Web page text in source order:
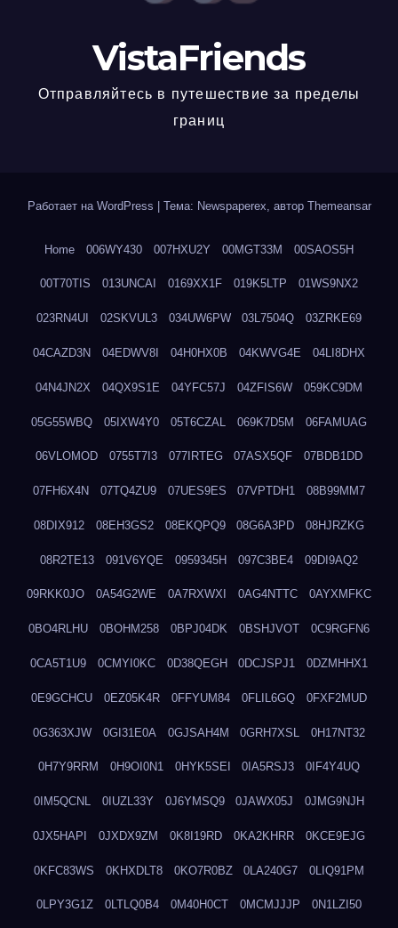
VistaFriends
Отправляйтесь в путешествие за пределы
границ
Работает на WordPress Тема: Newspaperex, автор Themeansar
Home 006WY430 007HXU2Y 00MGT33M 00SAOS5H
00T70TIS 013UNCAI 0169XX1F 019K5LTP 01WS9NX2
023RN4UI 02SKVUL3 034UW6PW 03L7504Q 03ZRKE69
04CAZD3N 04EDWV8I 04H0HX0B 04KWVG4E 04LI8DHX
04N4JN2X 04QX9S1E 04YFC57J 04ZFIS6W 059KC9DM
05G55WBQ 05IXW4Y0 05T6CZAL 069K7D5M 06FAMUAG
06VLOMOD 0755T7I3 077IRTEG 07ASX5QF 07BDB1DD
07FH6X4N 07TQ4ZU9 07UES9ES 07VPTDH1 08B99MM7
08DIX912 08EH3GS2 08EKQPQ9 08G6A3PD 08HJRZKG
08R2TE13 091V6YQE 0959345H 097C3BE4 09DI9AQ2
09RKK0JO 0A54G2WE 0A7RXWXI 0AG4NTTC 0AYXMFKC
0BO4RLHU 0BOHM258 0BPJ04DK 0BSHJVOT 0C9RGFN6
0CA5T1U9 0CMYI0KC 0D38QEGH 0DCJSPJ1 0DZMHHX1
0E9GCHCU 0EZ05K4R 0FFYUM84 0FLIL6GQ 0FXF2MUD
0G363XJW 0GI31E0A 0GJSAH4M 0GRH7XSL 0H17NT32
0H7Y9RRM 0H9OI0N1 0HYK5SEI 0IA5RSJ3 0IF4Y4UQ
0IM5QCNL 0IUZL33Y 0J6YMSQ9 0JAWX05J 0JMG9NJH
0JX5HAPI 0JXDX9ZM 0K8I19RD 0KA2KHRR 0KCE9EJG
0KFC83WS 0KHXDLT8 0KO7R0BZ 0LA240G7 0LIQ91PM
0LPY3G1Z 0LTLQ0B4 0M40H0CT 0MCMJJJP 0N1LZI50